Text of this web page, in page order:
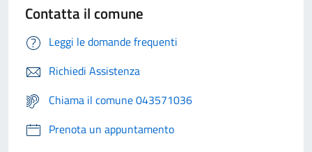
Contatta il comune
Leggi le domande frequenti
Richiedi Assistenza
Chiama il comune 043571036
Prenota un appuntamento